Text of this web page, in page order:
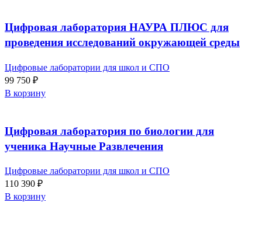
Цифровая лаборатория НАУРА ПЛЮС для
проведения исследований окружающей среды
Цифровые лаборатории для школ и СПО
99 750 ₽
В корзину
Цифровая лаборатория по биологии для
ученика Научные Развлечения
Цифровые лаборатории для школ и СПО
110 390 ₽
В корзину